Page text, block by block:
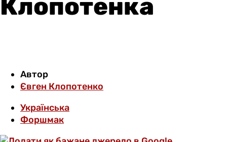
Клопотенка
Автор
Євген Клопотенко
Українська
Форшмак